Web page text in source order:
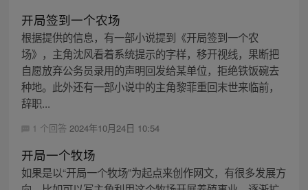
开局签到一个农场
根据提供的信息，有一部小说提到《开局签到一个农
场》，主角沈风看着系统提示的字样，移开视线，果断把
自愿放弃公务员录用的声明回发给某单位，拒绝铁饭碗去
种地。此外还有一部小说中的主角黎菲重回末世来临前，
辞职...
1 个回答 2024年10月24日 10:54
开局一个牧场
如果是以“开局一个牧场”为起点来创作网文，有很多发展方